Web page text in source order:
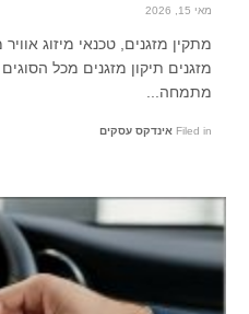
מאי 15, 2026
מתקין מזגנים, טכנאי מיזוג
מזגנים תיקון מזגנים מכל הסוגים
מתמחה...
Filed in אינדקס עסקים